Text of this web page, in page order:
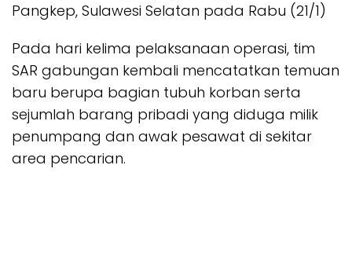
Pangkep, Sulawesi Selatan pada Rabu (21/1)
Pada hari kelima pelaksanaan operasi, tim
SAR gabungan kembali mencatatkan temuan
baru berupa bagian tubuh korban serta
sejumlah barang pribadi yang diduga milik
penumpang dan awak pesawat di sekitar
area pencarian.